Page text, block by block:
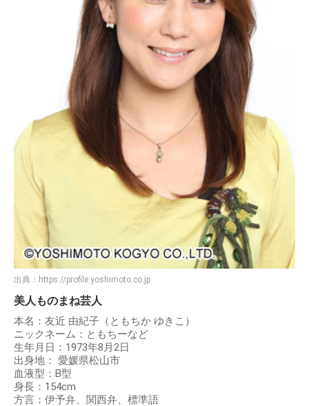
出典： https://profile.yoshimoto.co.jp
美人ものまね芸人
本名：友近 由紀子（ともちか ゆきこ）
ニックネーム：ともちーなど
生年月日：1973年8月2日
出身地： 愛媛県松山市
血液型：B型
身長：154cm
方言：伊予弁、関西弁、標準語